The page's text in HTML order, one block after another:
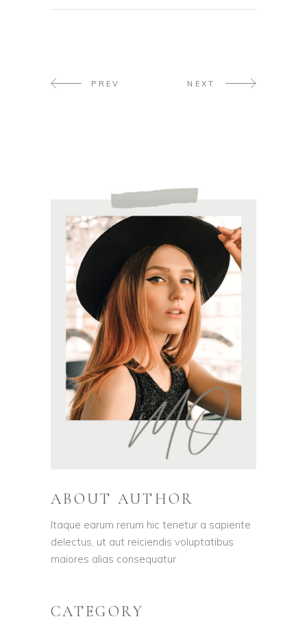
PREV NEXT
ABOUT AUTHOR
Itaque earum rerum hic tenetur a sapiente
delectus, ut aut reiciendis voluptatibus
maiores alias consequatur
CATEGORY